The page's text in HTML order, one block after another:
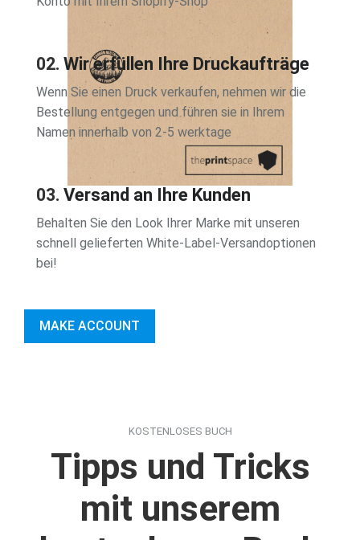
02. Wir erfüllen Ihre Druckaufträge
Wenn Sie einen Druck verkaufen, nehmen wir die
Bestellung entgegen und führen sie in Ihrem
Namen innerhalb von 2-5 werktage
03. Versand an Ihre Kunden
Behalten Sie den Look Ihrer Marke mit unseren
schnell gelieferten White-Label-Versandoptionen
bei!
MAKE ACCOUNT
KOSTENLOSES BUCH
Tipps und Tricks
mit unserem
for advanced access